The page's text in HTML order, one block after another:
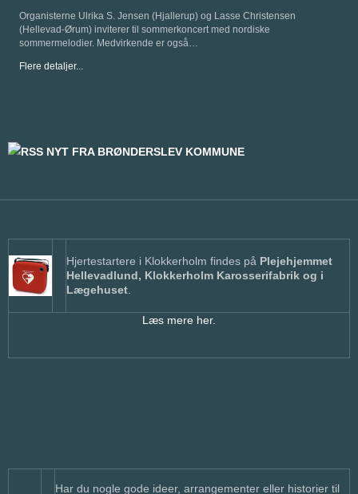
Organisterne Ulrika S. Jensen (Hjallerup) og Lasse Christensen
(Hellevad-Ørum) inviterer til sommerkoncert med nordiske
sommermelodier. Medvirkende er også…
Flere detaljer...
NYT FRA BRØNDERSLEV KOMMUNE
Hjertestartere i Klokkerholm findes på Plejehjemmet
Hellevadlund, Klokkerholm Karosserifabrik og i
Lægehuset.
Læs mere her.
Har du nogle gode ideer, arrangementer eller historier til